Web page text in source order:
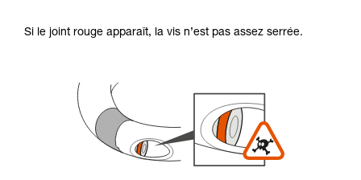
Si le joint rouge apparaît, la vis n’est pas assez serrée.